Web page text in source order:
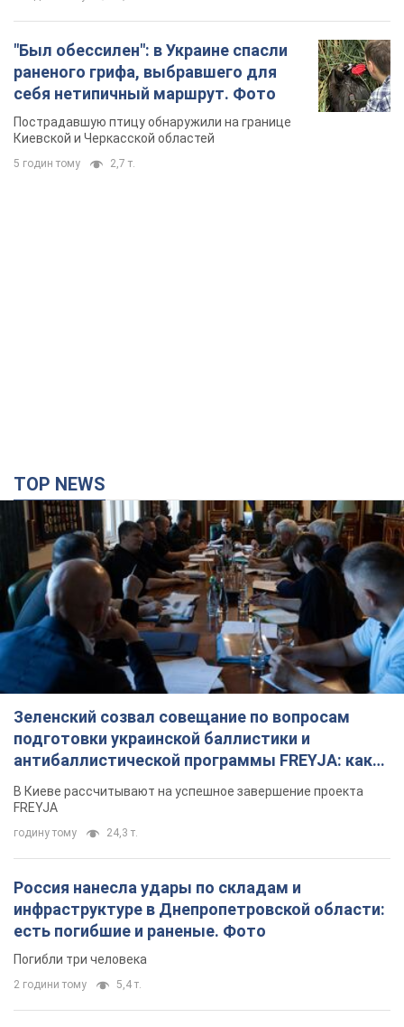
Зеленский созвал совещание по вопросам
подготовки украинской баллистики и
антибаллистической программы FREYJA: какие
решения готовятся
В Киеве рассчитывают на успешное завершение проекта
FREYJA
годину тому 24,3 т.
Россия нанесла удары по складам и
инфраструктуре в Днепропетровской области:
есть погибшие и раненые. Фото
2 години тому
ВАКС избрал меру пресечения экс-послу
Украины в США Стефанишиной: что известно о
деле
Суд не полностью удовлетворил ходатайство прокуратуры
4 години тому 8,9 т.